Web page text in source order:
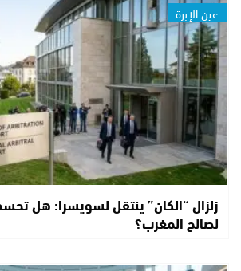
عين الإبرة
زلزال “الكان” ينتقل لسويسرا: هل
لصالح المغرب؟